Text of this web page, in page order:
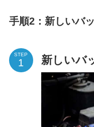
手順2：新しいバ
STEP 新しいバ